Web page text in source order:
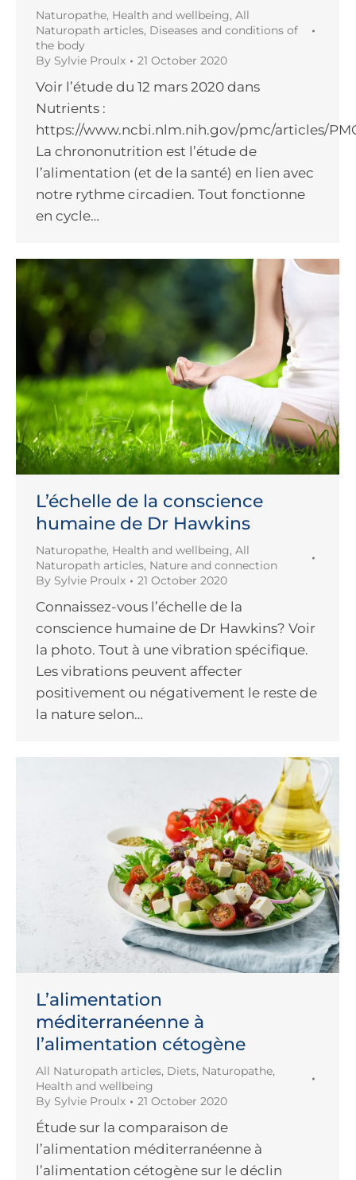
Naturopathe, Health and wellbeing, All
Naturopath articles, Diseases and conditions of
the body
By Sylvie Proulx 21 October 2020
Voir l’étude du 12 mars 2020 dans
Nutrients :
https://www.ncbi.nlm.nih.gov/pmc/articles/
La chrononutrition est l’étude de
l’alimentation (et de la santé) en lien avec
notre rythme circadien. Tout fonctionne
en cycle…
L’échelle de la conscience
humaine de Dr Hawkins
Naturopathe, Health and wellbeing, All
Naturopath articles, Nature and connection
By Sylvie Proulx 21 October 2020
Connaissez-vous l’échelle de la
conscience humaine de Dr Hawkins? Voir
la photo. Tout à une vibration spécifique.
Les vibrations peuvent affecter
positivement ou négativement le reste de
la nature selon…
L’alimentation
méditerranéenne à
l’alimentation cétogène
All Naturopath articles, Diets, Naturopathe,
Health and wellbeing
By Sylvie Proulx 21 October 2020
Étude sur la comparaison de
l’alimentation méditerranéenne à
l’alimentation cétogène sur le déclin